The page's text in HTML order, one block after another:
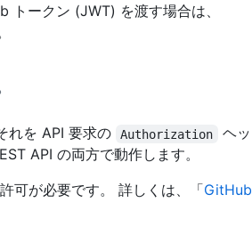
トークン (JWT) を渡す場合は、
れを API 要求の Authorization
ヘッ
API の両方で動作します。
可が必要です。 詳しくは、「GitHub